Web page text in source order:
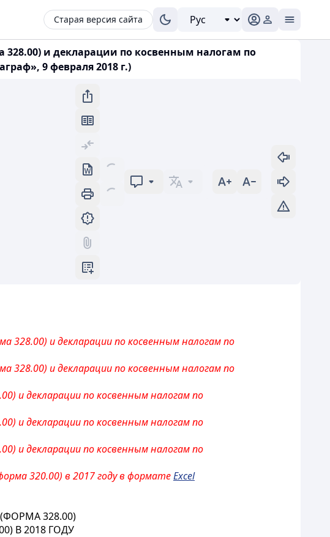
Старая версия сайта
328.00) и декларации по косвенным налогам по
9 февраля 2018 г.)
328.00) и декларации по косвенным налогам по
328.00) и декларации по косвенным налогам по
и декларации по косвенным налогам по
и декларации по косвенным налогам по
и декларации по косвенным налогам по
320.00) в 2017 году в форматеExcel
328.00)
В 2018 ГОДУ